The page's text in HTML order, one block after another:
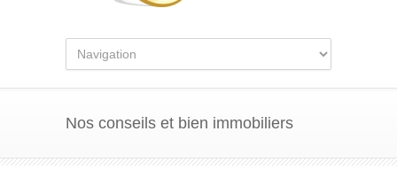
Nos conseils et bien immobiliers